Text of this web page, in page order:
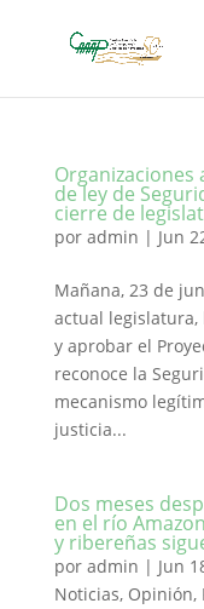
Organizaciones
de ley de
cierre de
por admin | Jun
Mañana, 23 de
actual
y aprobar el
reconoce la
mecanismo
justicia...
Dos meses
en el río
y ribereñas
por admin | Jun
Noticias, Opinión,